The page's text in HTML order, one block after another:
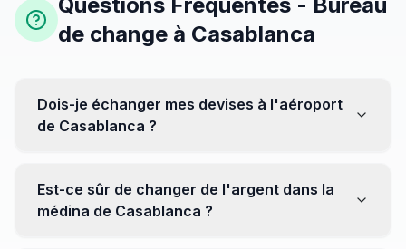
de change à Casablanca
Dois-je échanger mes devises à l'aéroport
de Casablanca ?
être moins avantageux. Orientez-vous plutôt vers les
bureaux de change en ville pour obtenir de meilleurs
Est-ce sûr de changer de l'argent dans la
médina de Casablanca ?